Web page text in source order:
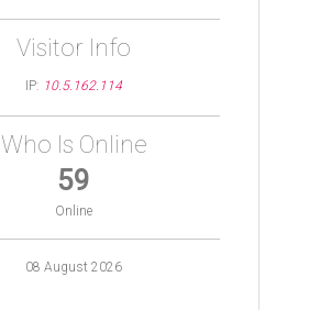
Visitor Info
IP: 10.5.162.114
Who Is Online
59
Online
08 August 2026